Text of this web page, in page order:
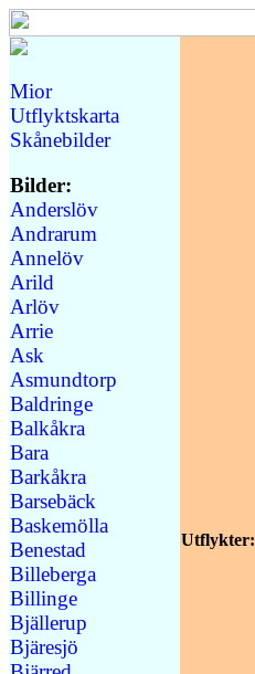
Mior
Utflyktskarta
Skånebilder
Bilder:
Anderslöv
Andrarum
Annelöv
Arild
Arlöv
Arrie
Ask
Asmundtorp
Baldringe
Balkåkra
Bara
Barkåkra
Barsebäck
Baskemölla
Benestad
Billeberga
Billinge
Bjällerup
Bjäresjö
Utflykter: